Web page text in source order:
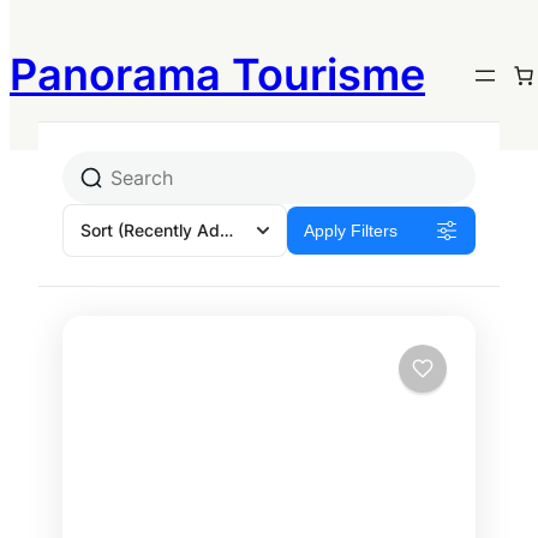
Panorama Tourisme
Tanzanie
Sort (Recently Added) Apply Filters